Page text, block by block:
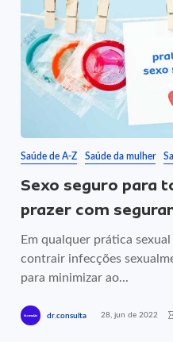
Saúde de A-Z Saúde da mulher
Sexo seguro para
prazer com
Em qualquer prática
contrair infecções
para minimizar ao...
dr.consulta 28, jun de 2022